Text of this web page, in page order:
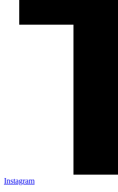
Instagram